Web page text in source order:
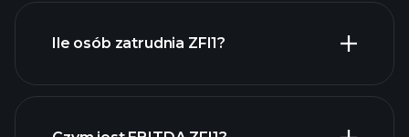
akcji o wysokiej
Ile osób zatrudnia ZFI1?